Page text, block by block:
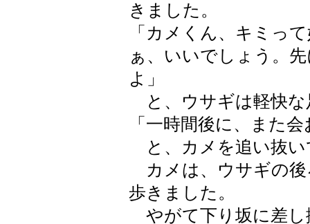
きました。
「カメくん、キミっ
ぁ、いいでしょう。
よ」
と、ウサギは軽快な
「一時間後に、また
と、カメを追い抜い
カメは、ウサギの後
歩きました。
やがて下り坂に差し